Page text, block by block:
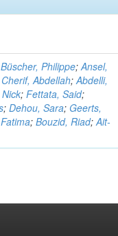
Büscher, Philippe;Ansel,
Abdellah;Abdelli,
;Fettata, Said;
;Dehou, Sara; Geerts,
;Bouzid, Riad;Ait-